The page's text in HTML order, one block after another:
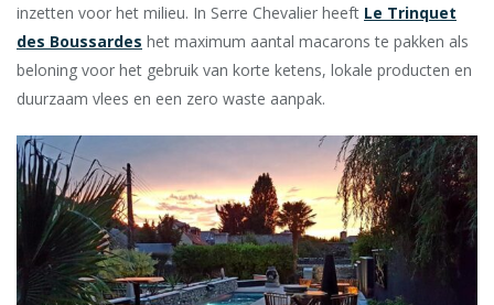
inzetten voor het milieu. In Serre Chevalier heeft Le Trinquet
des Boussardes het maximum aantal macarons te pakken als
beloning voor het gebruik van korte ketens, lokale producten en
duurzaam vlees en een zero waste aanpak.